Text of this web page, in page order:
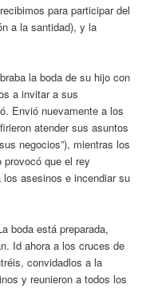
para participar del
a la santidad), y la
la boda de su hijo con
a invitar a sus
Envió nuevamente a los
atender sus asuntos
negocios”), mientras los
que el rey
asesinos e incendiar su
boda está preparada,
Id ahora a los cruces de
convidadlos a la
y reunieron a todos los